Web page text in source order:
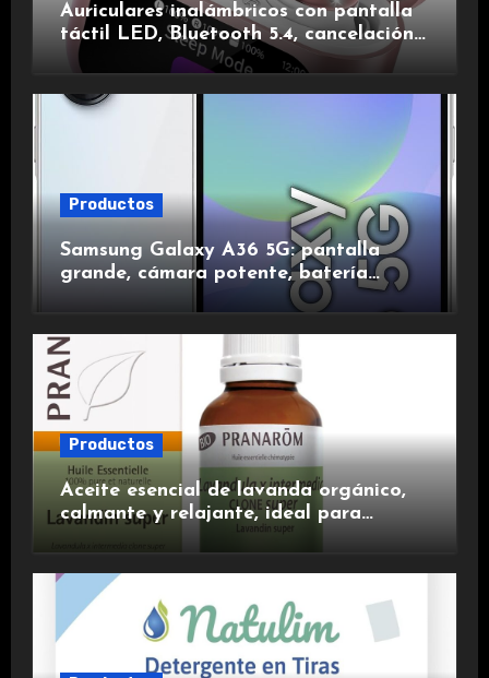
Auriculares inalámbricos con pantalla
táctil LED, Bluetooth 5.4, cancelación
de ruido, impermeables y de larga
duración.
Productos
Samsung Galaxy A36 5G: pantalla
grande, cámara potente, batería
duradera y carga rápida para una
Productos
Aceite esencial de lavanda orgánico,
calmante y relajante, ideal para